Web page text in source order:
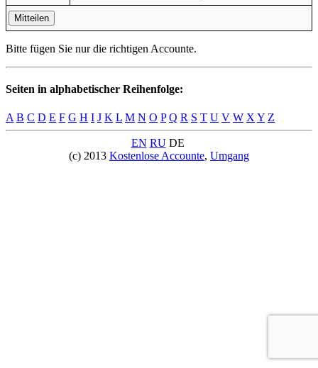
Mitteilen
Bitte fügen Sie nur die richtigen Accounte.
Seiten in alphabetischer Reihenfolge:
A B C D E F G H I J K L M N O P Q R S T U V W X Y Z
EN RUDE
(c) 2013 Kostenlose Accounte, Umgang